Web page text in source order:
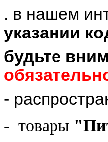
. в нашем
указании
будьте
-
- товары